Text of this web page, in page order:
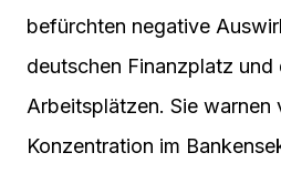
befürchten negative
deutschen Finanzplatz und
Arbeitsplätzen. Sie warnen
Konzentration im